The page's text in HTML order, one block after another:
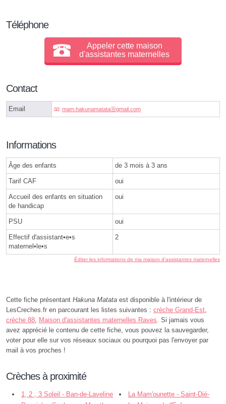
Téléphone
Appeler cette maison
d'assistantes maternelles
Contact
Email mam.hakunamatataⓐgmail.com
Informations
Âge des enfants de 3 mois à 3 ans
Tarif CAF oui
Accueil des enfants en situation
de handicap
oui
PSU oui
Effectif d'assistant•e•s
maternel•le•s
2
Éditer les informations de ma maison d'assistantes maternelles
Cette fiche présentant Hakuna Matata est disponible à l'intérieur de
LesCreches.fr en parcourant les listes suivantes : crèche Grand-Est,
crèche 88, Maison d'assistantes maternelles Raves. Si jamais vous
avez apprécié le contenu de cette fiche, vous pouvez la sauvegarder,
voter pour elle sur vos réseaux sociaux ou pourquoi pas l'envoyer par
mail à vos proches !
Crèches à proximité
1, 2 , 3 Soleil - Ban-de-Laveline
La Mam'ounette - Saint-Dié-